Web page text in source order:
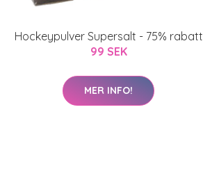
Hockeypulver Supersalt - 75% rabatt
99 SEK
MER INFO!